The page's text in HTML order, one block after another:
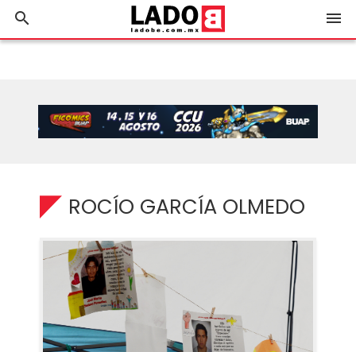
search menu
ROCÍO GARCÍA OLMEDO